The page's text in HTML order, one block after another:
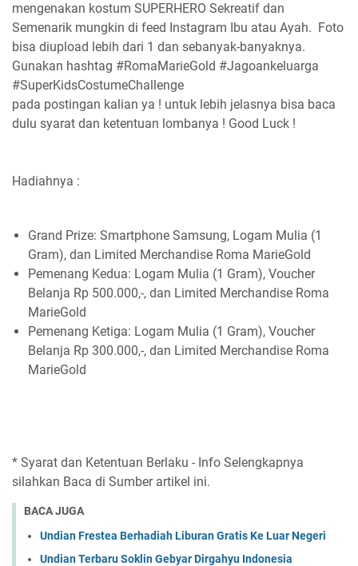
mengenakan kostum SUPERHERO Sekreatif dan
Semenarik mungkin di feed Instagram Ibu atau Ayah. ⁣ Foto
bisa diupload lebih dari 1 dan sebanyak-banyaknya.
Gunakan hashtag #RomaMarieGold #Jagoankeluarga
#SuperKidsCostumeChallenge⁣
pada postingan kalian ya ! untuk lebih jelasnya bisa baca
dulu syarat dan ketentuan lombanya ! Good Luck !
Hadiahnya :
Grand Prize: Smartphone Samsung, Logam Mulia (1
Gram), dan Limited Merchandise Roma MarieGold⁣
Pemenang Kedua: Logam Mulia (1 Gram), Voucher
Belanja Rp 500.000,-, dan Limited Merchandise Roma
MarieGold⁣
Pemenang Ketiga: Logam Mulia (1 Gram), Voucher
Belanja Rp 300.000,-, dan Limited Merchandise Roma
MarieGold⁣
* Syarat dan Ketentuan Berlaku - Info Selengkapnya
silahkan Baca di Sumber artikel ini.
BACA JUGA
Undian Frestea Berhadiah Liburan Gratis Ke Luar Negeri
Undian Terbaru Soklin Gebyar Dirgahyu Indonesia